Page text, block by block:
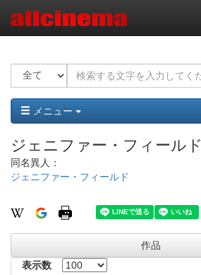
メニュー
ジェニファー・フィールド
同名異人：
ジェニファー・フィールド
作品
表示数